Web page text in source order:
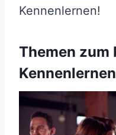
Kennenlernen!
Themen zum
Kennenlernen